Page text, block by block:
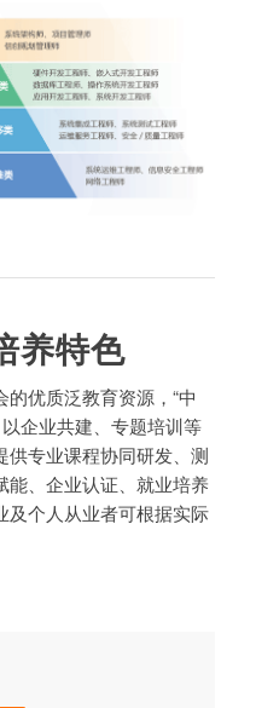
养特色
优质泛教育资源，“中
企业共建、专题培训等
供专业课程协同研发、测
能、企业认证、就业培养
及个人从业者可根据实际